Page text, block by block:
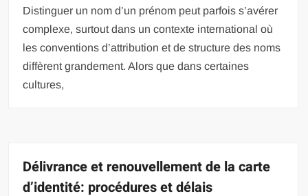
Distinguer un nom d’un prénom peut parfois s’avérer
complexe, surtout dans un contexte international où
les conventions d’attribution et de structure des noms
diffèrent grandement. Alors que dans certaines
cultures,
Délivrance et renouvellement de la carte
d’identité: procédures et délais